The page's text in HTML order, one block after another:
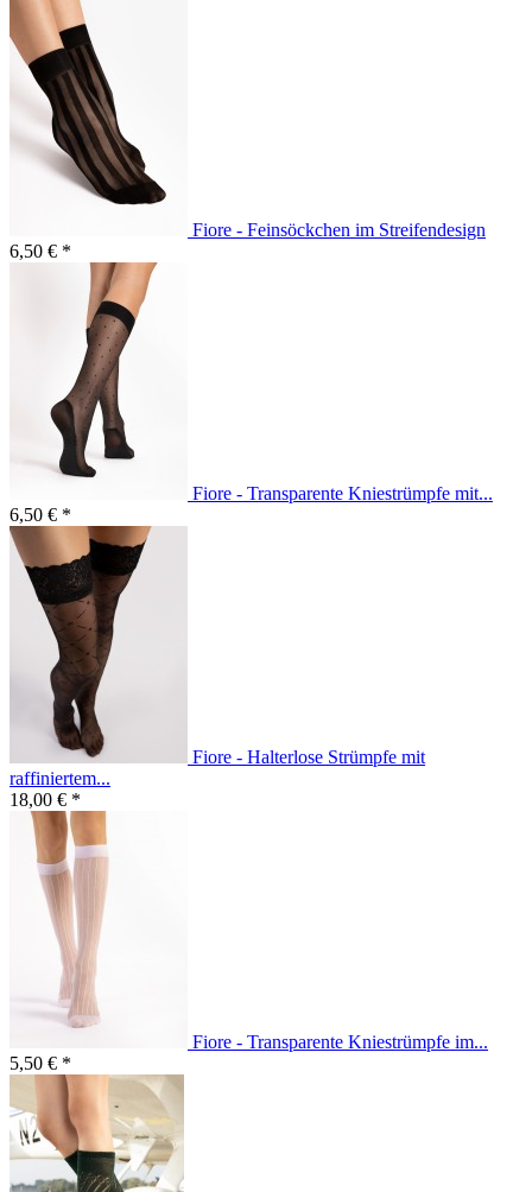
Fiore - Feinsöckchen im Streifendesign
6,50 € *
Fiore - Transparente Kniestrümpfe mit...
6,50 € *
Fiore - Halterlose Strümpfe mit
raffiniertem...
18,00 € *
Fiore - Transparente Kniestrümpfe im...
5,50 € *